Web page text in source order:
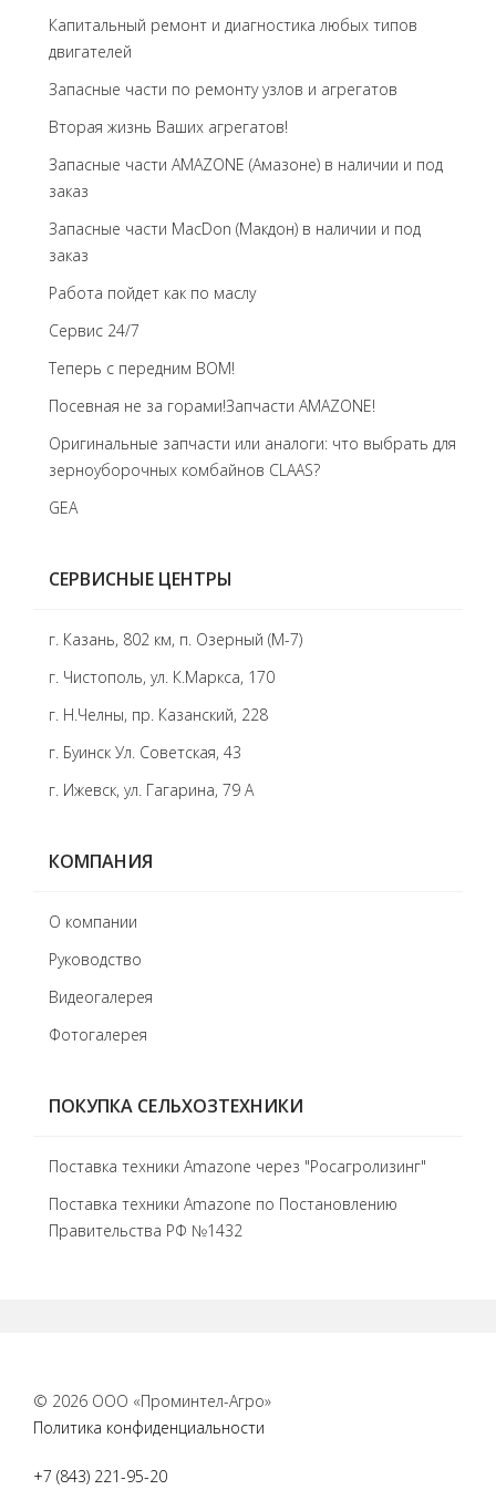
Капитальный ремонт и диагностика любых типов
двигателей
Запасные части по ремонту узлов и агрегатов
Вторая жизнь Ваших агрегатов!
Запасные части AMAZONE (Амазоне) в наличии и под
заказ
Запасные части MacDon (Макдон) в наличии и под
заказ
Работа пойдет как по маслу
Сервис 24/7
Теперь с передним BOM!
Посевная не за горами!Запчасти AMAZONE!
Оригинальные запчасти или аналоги: что выбрать для
зерноуборочных комбайнов CLAAS?
GEA
СЕРВИСНЫЕ ЦЕНТРЫ
г. Казань, 802 км, п. Озерный (М-7)
г. Чистополь, ул. К.Маркса, 170
г. Н.Челны, пр. Казанский, 228
г. Буинск Ул. Советская, 43
г. Ижевск, ул. Гагарина, 79 А
КОМПАНИЯ
О компании
Руководство
Видеогалерея
Фотогалерея
ПОКУПКА СЕЛЬХОЗТЕХНИКИ
Поставка техники Amazone через "Росагролизинг"
Поставка техники Amazone по Постановлению
Правительства РФ №1432
© 2026 ООО «Проминтел-Агро»
Политика конфиденциальности
+7 (843) 221-95-20